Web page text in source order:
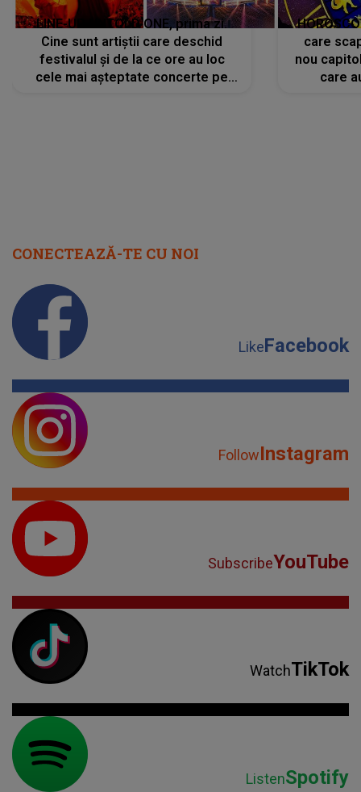
LINE-UP UNTOLD ONE, prima zi.
Cine sunt artiștii care deschid
festivalul și de la ce ore au loc
cele mai așteptate concerte pe
care
nou
care
CONECTEAZĂ-TE CU NOI
LikeFacebook
FollowInstagram
SubscribeYouTube
WatchTikTok
ListenSpotify